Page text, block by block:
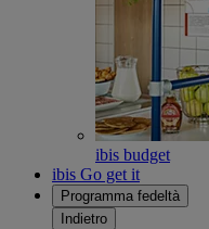
ibis budget
ibis Go get it
Programma fedeltà
Indietro